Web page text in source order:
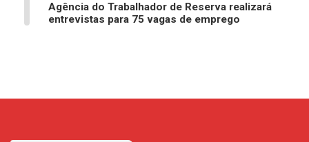
Agência do Trabalhador de Reserva realizará
entrevistas para 75 vagas de emprego